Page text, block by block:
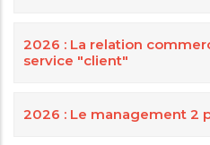
2026 : La relation
service "client"
2026 : Le management 2